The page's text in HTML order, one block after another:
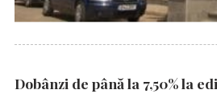
Dobânzi de până la 7,50% la